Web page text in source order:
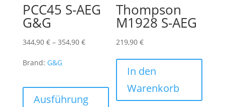
PCC45 S-AEG
G&G
344,90 € – 354,90 €Preisspanne:
Brand: G&G
Ausführung
Dieses
Thompson
M1928 S-AEG
219,90€
In den
Warenkorb